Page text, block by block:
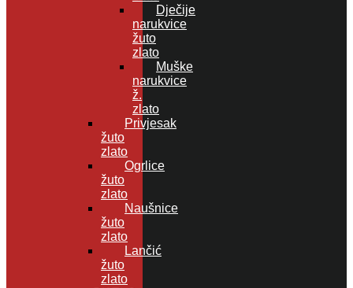
Dječije
narukvice
žuto
zlato
Muške
narukvice
ž.
zlato
Privjesak
žuto
zlato
Ogrlice
žuto
zlato
Naušnice
žuto
zlato
Lančić
žuto
zlato